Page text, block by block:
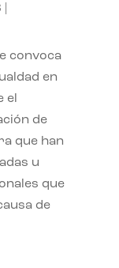
convoca
en
el
de
que han
u
que
de